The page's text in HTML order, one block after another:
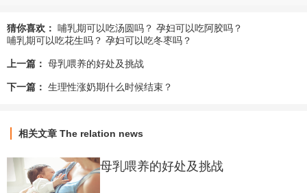
猜你喜欢： 哺乳期可以吃汤圆吗？ 孕妇可以吃阿胶吗？
哺乳期可以吃花生吗？ 孕妇可以吃冬枣吗？
上一篇： 母乳喂养的好处及挑战
下一篇： 生理性涨奶期什么时候结束？
相关文章 The relation news
母乳喂养的好处及挑战